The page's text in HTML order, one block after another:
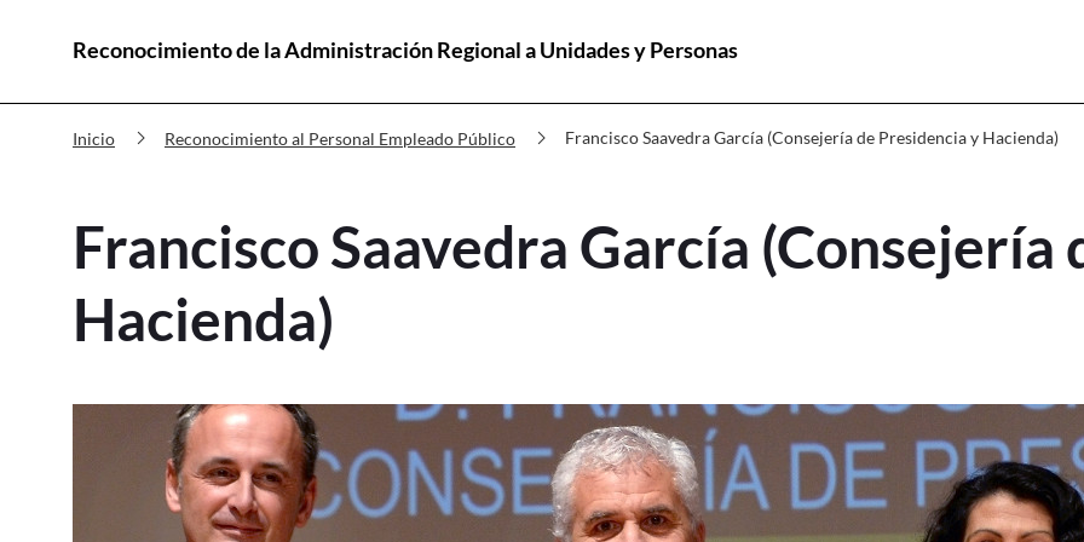
Premios Innovación Francisco Saavedra García (Consejería de
Reconocimiento de la Administración Regional a Unidades y Personas
Inicio chevron_right Reconocimiento al Personal Empleado Público chevron_right Francisco Saavedra García (Consejería de Presidencia y Hacienda)
Francisco Saavedra García (Consejería
Hacienda)